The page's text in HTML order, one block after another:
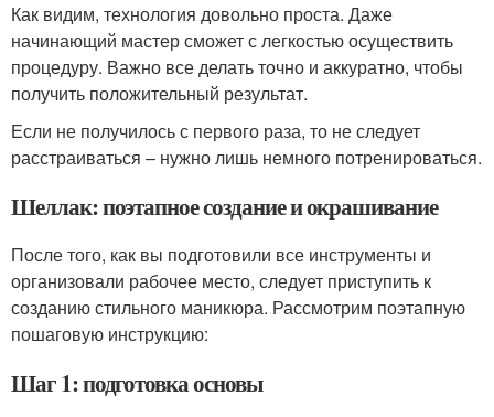
Как видим, технология довольно проста. Даже
начинающий мастер сможет с легкостью осуществить
процедуру. Важно все делать точно и аккуратно, чтобы
получить положительный результат.
Если не получилось с первого раза, то не следует
расстраиваться – нужно лишь немного потренироваться.
Шеллак: поэтапное создание и окрашивание
После того, как вы подготовили все инструменты и
организовали рабочее место, следует приступить к
созданию стильного маникюра. Рассмотрим поэтапную
пошаговую инструкцию:
Шаг 1: подготовка основы